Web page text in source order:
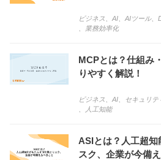
ビジネス AI AIツール、
業務効率化
MCPとは？仕組み
りやすく解説！
ビジネス AI セキュリテ
人工知能
ASIとは？人工超知
スク、企業が今備